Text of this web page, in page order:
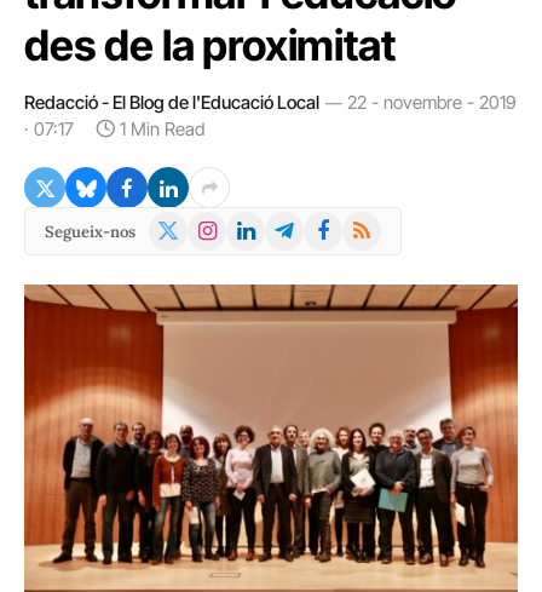
des de la proximitat
Redacció - El Blog de l'Educació Local
22 - novembre - 2019
· 07:17
1 Min Read
Segueix-nos
X
Instagram
LinkedInTelegramFacebook
RSS